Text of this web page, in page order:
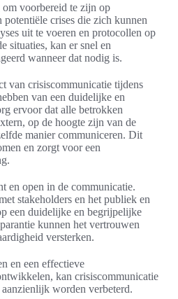
om voorbereid te zijn op
potentiële crises die zich kunnen
uit te voeren en protocollen op
situaties, kan er snel en
wanneer dat nodig is.
van crisiscommunicatie tijdens
van een duidelijke en
ervoor dat alle betrokken
op de hoogte zijn van de
manier communiceren. Dit
en zorgt voor een
en open in de communicatie.
stakeholders en het publiek en
een duidelijke en begrijpelijke
kunnen het vertrouwen
versterken.
en een effectieve
kan crisiscommunicatie
worden verbeterd.